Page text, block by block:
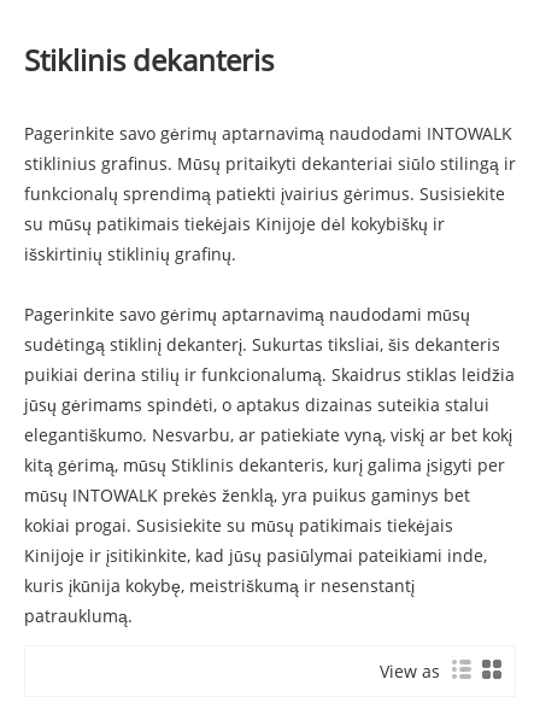
Stiklinis dekanteris
Pagerinkite savo gėrimų aptarnavimą naudodami INTOWALK
stiklinius grafinus. Mūsų pritaikyti dekanteriai siūlo stilingą ir
funkcionalų sprendimą patiekti įvairius gėrimus. Susisiekite
su mūsų patikimais tiekėjais Kinijoje dėl kokybiškų ir
išskirtinių stiklinių grafinų.
Pagerinkite savo gėrimų aptarnavimą naudodami mūsų
sudėtingą stiklinį dekanterį. Sukurtas tiksliai, šis dekanteris
puikiai derina stilių ir funkcionalumą. Skaidrus stiklas leidžia
jūsų gėrimams spindėti, o aptakus dizainas suteikia stalui
elegantiškumo. Nesvarbu, ar patiekiate vyną, viskį ar bet kokį
kitą gėrimą, mūsų Stiklinis dekanteris, kurį galima įsigyti per
mūsų INTOWALK prekės ženklą, yra puikus gaminys bet
kokiai progai. Susisiekite su mūsų patikimais tiekėjais
Kinijoje ir įsitikinkite, kad jūsų pasiūlymai pateikiami inde,
kuris įkūnija kokybę, meistriškumą ir nesenstantį
patrauklumą.
View as